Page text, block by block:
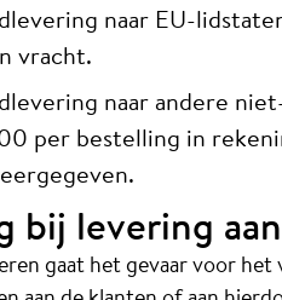
naar EU-
vracht.
naar andere
per bestelling in
bij levering
gaat het gevaar voor